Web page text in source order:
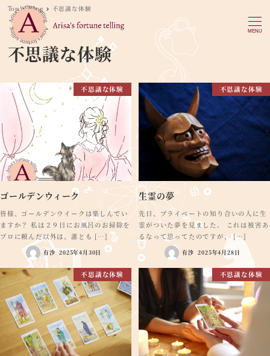
MENU
Top Blog 不思議な体験
不思議な体験
不思議な体験
ゴールデンウィーク
皆様、ゴールデンウイークは楽しんでい
ますか？ 私は２９日にお風呂のお掃除を
プロに頼んだ以外は、誰とも […]
有沙 2025年4月30日
不思議な体験
生霊の夢
先日、プライベートの知り合いの人に生
霊がついた夢を見ました。 これは被害あ
るなって思ってたのですが、 […]
有沙 2025年4月28日
不思議な体験 不思議な体験